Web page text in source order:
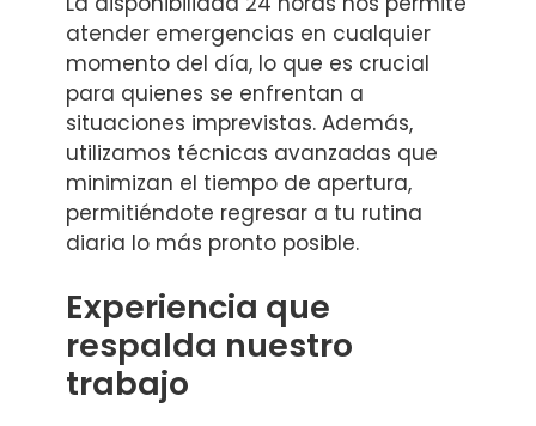
atender emergencias en cualquier
momento del día, lo que es crucial
para quienes se enfrentan a
situaciones imprevistas. Además,
utilizamos técnicas avanzadas que
minimizan el tiempo de apertura,
permitiéndote regresar a tu rutina
diaria lo más pronto posible.
Experiencia que
respalda nuestro
trabajo